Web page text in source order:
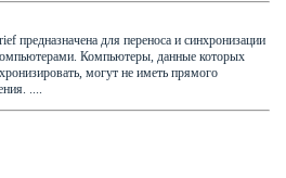
предназначена для переноса и синхронизации
Компьютеры, данные которых
могут не иметь прямого
....